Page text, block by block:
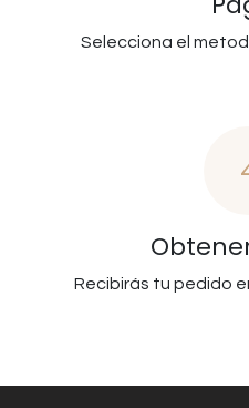
Selecciona el
Recibirás tu pedido